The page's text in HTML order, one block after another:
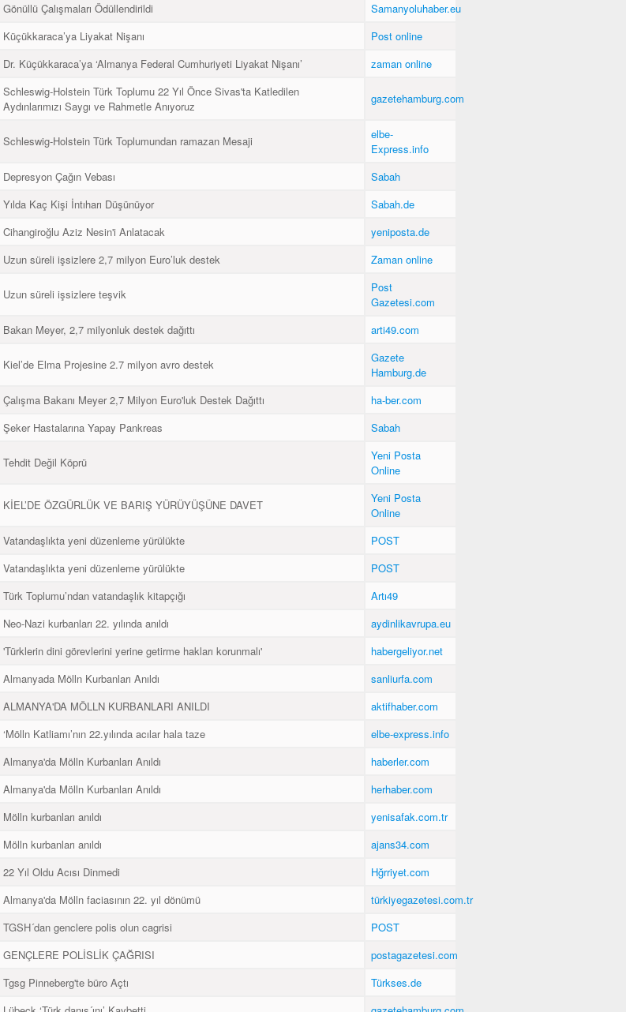
Gönüllü Çalışmaları Ödüllendirildi
Samanyoluhaber.eu
Küçükkaraca’ya Liyakat Nişanı
Post online
Dr. Küçükkaraca’ya ‘Almanya Federal Cumhuriyeti Liyakat Nişanı’ zaman online
Schleswig-Holstein Türk Toplumu 22 Yıl Önce Sivas'ta Katledilen
Aydınlarımızı Saygı ve Rahmetle Anıyoruz
gazetehamburg.com
Schleswig-Holstein Türk Toplumundan ramazan Mesaji
elbe-
Express.info
Depresyon Çağın Vebası
Sabah
Yılda Kaç Kişi İntıharı Düşünüyor
Sabah.de
Cihangiroğlu Aziz Nesin'i Anlatacak
yeniposta.de
Uzun süreli işsizlere 2,7 milyon Euro’luk destek Zaman online
Uzun süreli işsizlere teşvik
Post
Gazetesi.com
Bakan Meyer, 2,7 milyonluk destek dağıttı arti49.com
Kiel’de Elma Projesine 2.7 milyon avro destek
Gazete
Hamburg.de
Çalışma Bakanı Meyer 2,7 Milyon Euro'luk Destek Dağıttı
ha-ber.com
Şeker Hastalarına Yapay Pankreas Sabah
Tehdit Değil Köprü
Yeni Posta
Online
KİEL’DE ÖZGÜRLÜK VE BARIŞ YÜRÜYÜŞÜNE DAVET
Yeni Posta
Online
Vatandaşlıkta yeni düzenleme yürülükte
POST
Vatandaşlıkta yeni düzenleme yürülükte
POST
Türk Toplumu’ndan vatandaşlık kitapçığı
Artı49
Neo-Nazi kurbanları 22. yılında anıldı
aydinlikavrupa.eu
'Türklerin dini görevlerini yerine getirme hakları korunmalı'
habergeliyor.net
Almanyada Mölln Kurbanları Anıldı
sanliurfa.com
ALMANYA'DA MÖLLN KURBANLARI ANILDI
aktifhaber.com
‘Mölln Katliamı’nın 22.yılında acılar hala taze
elbe-express.info
Almanya'da Mölln Kurbanları Anıldı
haberler.com
Almanya'da Mölln Kurbanları Anıldı
herhaber.com
Mölln kurbanları anıldı
yenisafak.com.tr
Mölln kurbanları anıldı
ajans34.com
22 Yıl Oldu Acısı Dinmedi
Hğrriyet.com
Almanya'da Mölln faciasının 22. yıl dönümü
türkiyegazetesi.com.tr
TGSH´dan genclere polis olun cagrisi
POST
GENÇLERE POLİSLİK ÇAĞRISI
postagazetesi.com
Tgsg Pinneberg'te büro Açtı
Türkses.de